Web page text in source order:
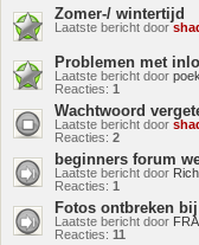
Zomer-/ wintertijd
Laatste bericht door
Problemen met
Laatste bericht door
Reacties: 1
Wachtwoord
Laatste bericht door
Reacties: 2
beginners forum
Laatste bericht door
Reacties: 1
Fotos ontbreken
Laatste bericht door
Reacties: 11